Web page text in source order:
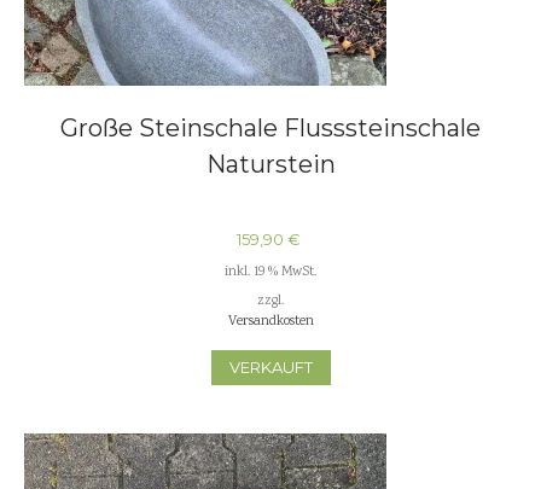
Große Steinschale Flusssteinschale
Naturstein
159,90 €
inkl. 19 % MwSt.
zzgl.
Versandkosten
VERKAUFT